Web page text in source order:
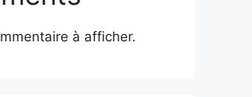
à afficher.